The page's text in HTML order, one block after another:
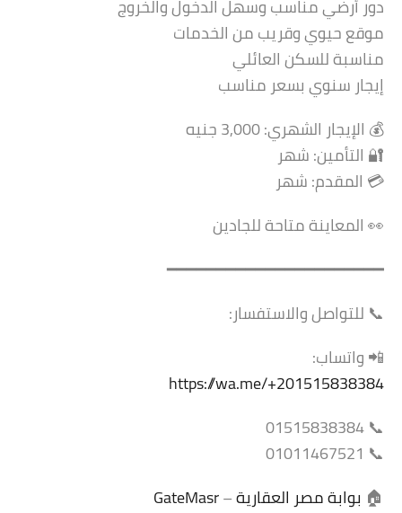
دور أرضي مناسب وسهل الدخول والخروج
موقع حيوي وقريب من الخدمات
مناسبة للسكن العائلي
إيجار سنوي بسعر مناسب
💰 الإيجار الشهري: 3,000 جنيه
🔐 التأمين: شهر
💳 المقدم: شهر
👀 المعاينة متاحة للجادين
━━━━━━━━━━━━━━━━━━━━━━
📞 للتواصل والاستفسار:
📲 واتساب:
https://wa.me/+201515838384
📞 01515838384
📞 01011467521
🏠 بوابة مصر العقارية–
GateMasr